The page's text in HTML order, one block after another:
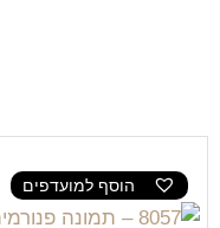
הוסף למועדפים